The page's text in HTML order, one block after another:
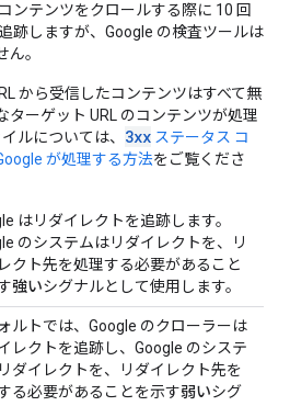
ンテンツをクロールする際に 10 回
跡しますが、Google の検査ツールは
。
から受信したコンテンツはすべて無
ターゲット URL のコンテンツが処理
ルについては、 3xx ステータス コ
が処理する方法をご覧くださ
はリダイレクトを追跡します。
のシステムはリダイレクトを、リ
クト先を処理する必要があること
強いシグナルとして使用します。
ルトでは、Google のクローラーは
レクトを追跡し、Google のシステ
ダイレクトを、リダイレクト先を
る必要があることを示す弱いシグ